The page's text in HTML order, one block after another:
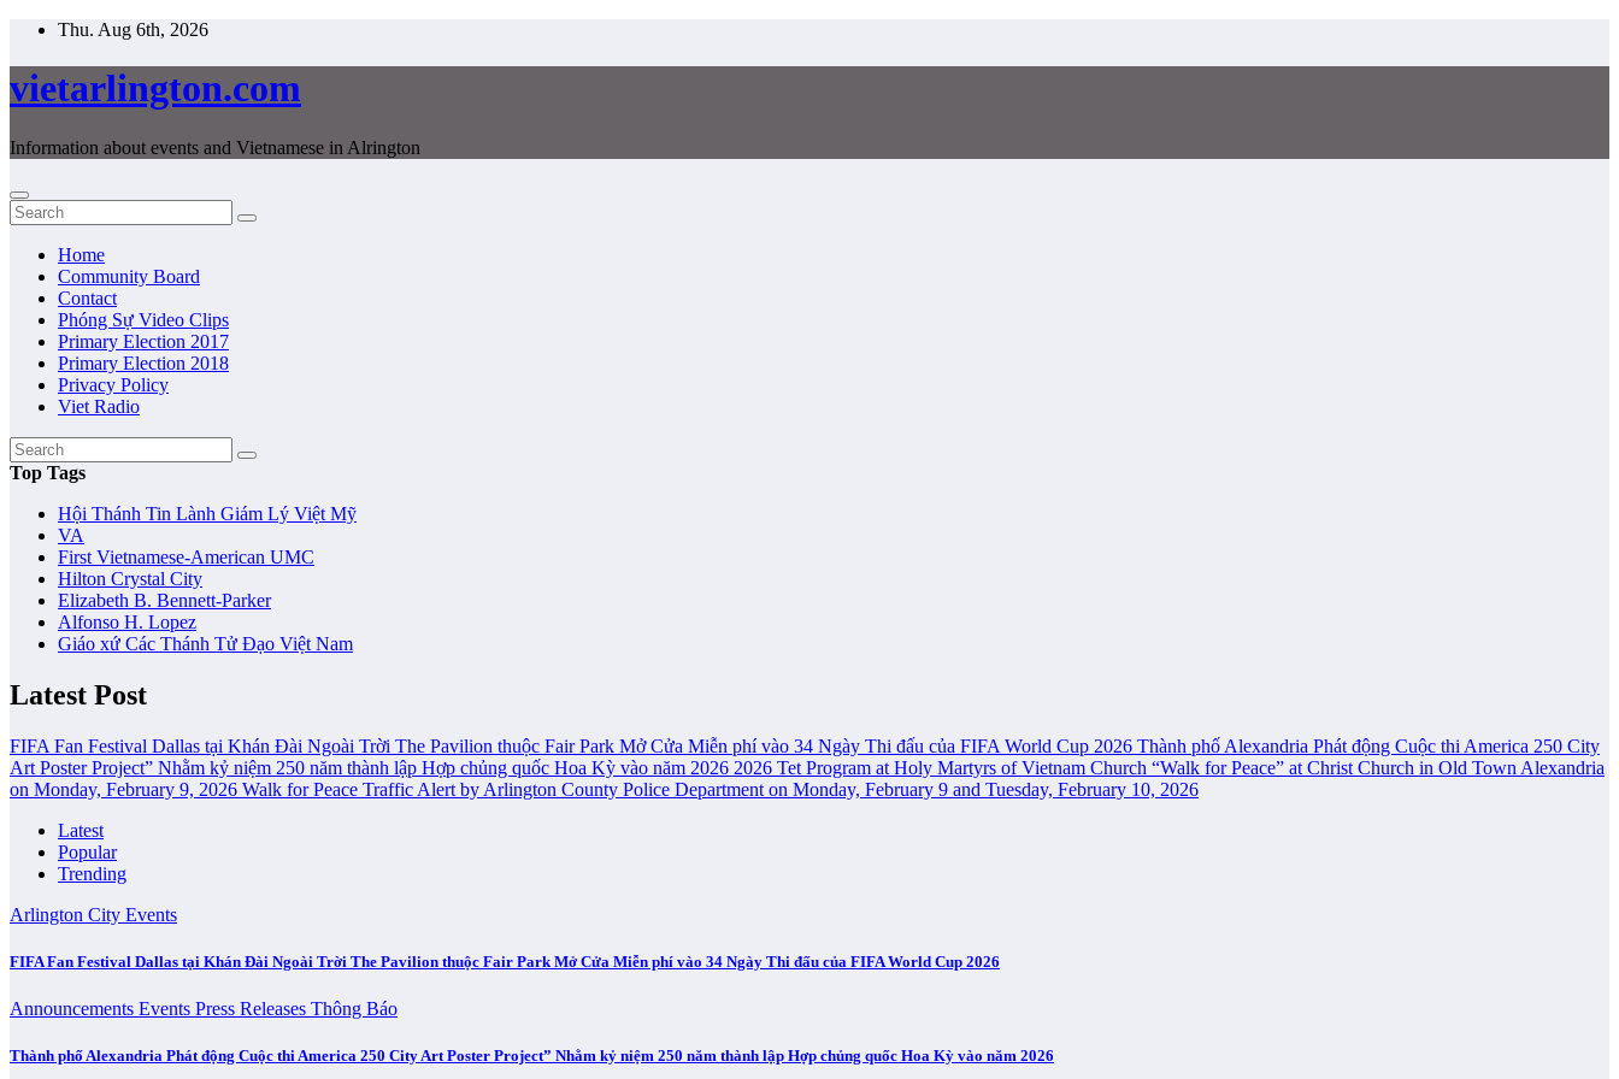
Skip
content
Thu. Aug 6th, 2026
vietarlington.com
Information about events and Vietnamese in Alrington
Home
Community Board
Contact
Phóng Sự Video Clips
Primary Election 2017
Primary Election 2018
Privacy Policy
Viet Radio
Top Tags
Hội Thánh Tin Lành Giám Lý Việt Mỹ
VA
First Vietnamese-American UMC
Hilton Crystal City
Elizabeth B. Bennett-Parker
Alfonso H. Lopez
Giáo xứ Các Thánh Tử Đạo Việt Nam
Latest Post
FIFA Fan Festival Dallas tại Khán Đài Ngoài Trời The Pavilion thuộc Fair Park Mở Cửa Miễn phí vào 34 Ngày Thi đấu của FIFA World Cup 2026 Thành phố Alexandria Phát động Cuộc thi America 250 City
Art Poster Project” Nhằm kỷ niệm 250 năm thành lập Hợp chủng quốc Hoa Kỳ vào năm 2026 2026 Tet Program at Holy Martyrs of Vietnam Church “Walk for Peace” at Christ Church in Old Town Alexandria
on Monday, February 9, 2026 Walk for Peace Traffic Alert by Arlington County Police Department on Monday, February 9 and Tuesday, February 10, 2026
Latest
Popular
Trending
Arlington City Events
FIFA Fan Festival Dallas tại Khán Đài Ngoài Trời The Pavilion thuộc Fair Park Mở Cửa Miễn phí vào 34 Ngày Thi đấu của FIFA World Cup 2026
Announcements Events Press Releases Thông Báo
Thành phố Alexandria Phát động Cuộc thi America 250 City Art Poster Project” Nhằm kỷ niệm 250 năm thành lập Hợp chủng quốc Hoa Kỳ vào năm 2026